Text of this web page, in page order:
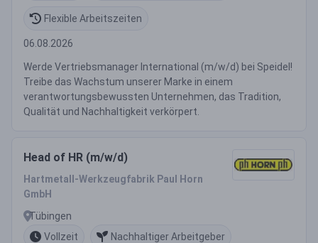
Flexible Arbeitszeiten
06.08.2026
Werde Vertriebsmanager International (m/w/d) bei Speidel!
Treibe das Wachstum unserer Marke in einem
verantwortungsbewussten Unternehmen, das Tradition,
Qualität und Nachhaltigkeit verkörpert.
Head of HR (m/w/d)
Hartmetall-Werkzeugfabrik Paul Horn
GmbH
Tübingen
Vollzeit
Nachhaltiger Arbeitgeber